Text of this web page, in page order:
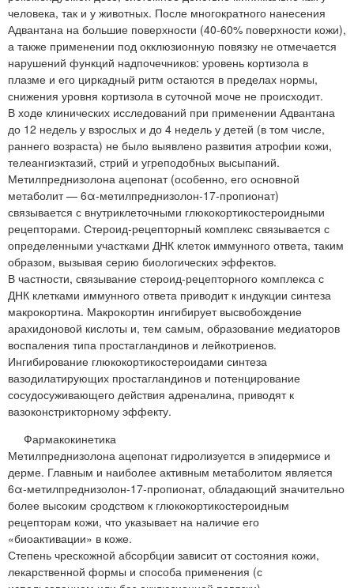
человека, так и у животных. После многократного нанесения
Адвантана на большие поверхности (40-60% поверхности кожи),
а также применении под окклюзионную повязку не отмечается
нарушений функций надпочечников: уровень кортизола в
плазме и его циркадный ритм остаются в пределах нормы,
снижения уровня кортизола в суточной моче не происходит.
В ходе клинических исследований при применении Адвантана
до 12 недель у взрослых и до 4 недель у детей (в том числе,
раннего возраста) не было выявлено развития атрофии кожи,
телеангиэктазий, стрий и угреподобных высыпаний.
Метилпреднизолона ацепонат (особенно, его основной
метаболит — 6α-метилпреднизолон-17-пропионат)
связывается с внутриклеточными глюкокортикостероидными
рецепторами. Стероид-рецепторный комплекс связывается с
определенными участками ДНК клеток иммунного ответа, таким
образом, вызывая серию биологических эффектов.
В частности, связывание стероид-рецепторного комплекса с
ДНК клетками иммунного ответа приводит к индукции синтеза
макрокортина. Макрокортин ингибирует высвобождение
арахидоновой кислоты и, тем самым, образование медиаторов
воспаления типа простагландинов и лейкотриенов.
Ингибирование глюкокортикостероидами синтеза
вазодилатирующих простагландинов и потенцирование
сосудосуживающего действия адреналина, приводят к
вазоконстрикторному эффекту.
Фармакокинетика
Метилпреднизолона ацепонат гидролизуется в эпидермисе и
дерме. Главным и наиболее активным метаболитом является
6α-метилпреднизолон-17-пропионат, обладающий значительно
более высоким сродством к глюкокортикостероидным
рецепторам кожи, что указывает на наличие его
«биоактивации» в коже.
Степень чрескожной абсорбции зависит от состояния кожи,
лекарственной формы и способа применения (с